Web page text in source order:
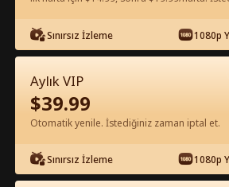
Uygulamada
Sınırsız İzleme 1080p
Aylık VIP
$39.99
Otomatik yenile. İstediğiniz zaman iptal et.
Sınırsız İzleme 1080p